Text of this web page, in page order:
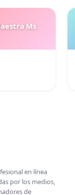
Ms
en línea
por los medios,
de